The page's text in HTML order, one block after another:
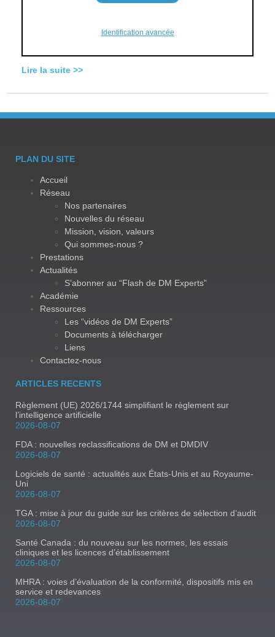
Identification avancée
Lire la suite >>
PLAN DU SITE
Accueil
Réseau
Nos partenaires
Nouvelles du réseau
Mission, vision, valeurs
Qui sommes-nous ?
Prestations
Actualités
S’abonner au “Flash de DM Experts”
Académie
Ressources
Les “vidéos de DM Experts”
Documents à télécharger
Liens
Contactez-nous
ARTICLES RECENTS
Règlement (UE) 2026/1744 simplifiant le règlement sur
l’intelligence artificielle
2026-08-07
FDA : nouvelles reclassifications de DM et DMDIV
2026-08-07
Logiciels de santé : actualités aux États-Unis et au Royaume-
Uni
2026-08-07
TGA : mise à jour du guide sur les critères de sélection d’audit
2026-08-07
Santé Canada : du nouveau sur les normes, les essais
cliniques et les licences d’établissement
2026-08-07
MHRA : voies d’évaluation de la conformité, dispositifs mis en
service et redevances
2026-08-07